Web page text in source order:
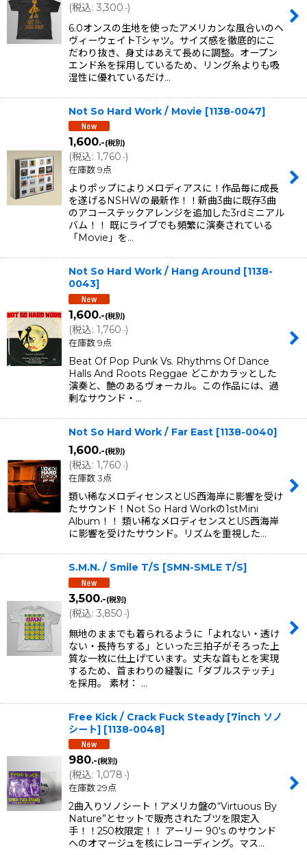
(税込: 3,300 .-)
6.0オンスの生地を使ったアメリカンな風合いのヘ
ヴィーウェイトTシャツ。サイズ感を徹底的にこ
だわり抜き、身丈はあえて長めに調整。オープン
エンド糸を採用しているため、リング糸よりも吸
湿性に優れているだけ…
Not So Hard Work / Movie [1138-0047]
1,600.-(税別)
(税込: 1,760.-)
在庫数 9点
よりポップによりメロディアスに！作品毎に成長
を遂げるNSHWの最新作！！新曲3曲に既存3曲
のアコーステックアレンジを追加した3rdミニアル
バム！！ 既にライブでも頻繁に演奏されている
「Movie」を…
Not So Hard Work / Hang Around [1138-
0043]
1,600.-(税別)
(税込: 1,760.-)
在庫数 9点
Beat Of Pop Punk Vs. Rhythms Of Dance
Halls And Roots Reggae どこかカラッとした
演奏と、艶のあるヴォーカル。この作品には、過
剰なサウンド・…
Not So Hard Work / Far East [1138-0040]
1,600.-(税別)
(税込: 1,760.-)
在庫数 3点
類い稀なメロディセンスとUS西海岸に影響を受け
たサウンド！Not So Hard Workの1stMini
Album！！ 類い稀なメロディセンスとUS西海岸
に影響を受けたサウンド。リズムを重視した…
S.M.N. / Smile T/S [SMN-SMLE T/S]
3,500.-(税別)
(税込: 3,850.-)
無地のままでも着られるように「よれない・透け
ない・長持ちする」といった三拍子がそろった上
質な一枚に仕上げています。丈夫な首もとを実現
するため、首まわりの縫製に「ダブルステッチ」
を採用。 素材： …
Free Kick / Crack Fuck Steady [7inch ソノ
シート] [1138-0048]
980.-(税別)
(税込: 1,078.-)
在庫数 29点
2曲入りソノシート！アメリカ盤の“Virtuous By
Nature”とセットで販売されたブツを限定入
手！！250枚限定！！ アーリー 90's のサウンド
へのオマージュを核にレコーディング。マス…